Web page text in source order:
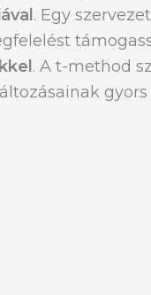
. Egy
. A t-method